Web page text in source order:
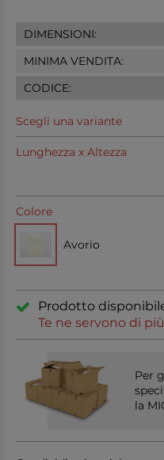
DIMENSIONI:
MINIMA VENDITA:
CODICE:
Scegli una variante
Lunghezza x Altezza
Colore
Avorio
Prodotto
Te ne servono di
Per
la